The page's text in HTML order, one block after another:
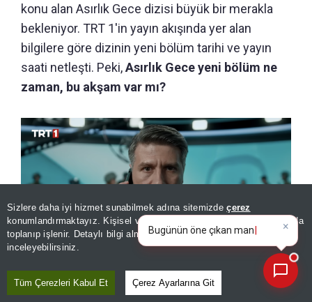
Sizlere daha iyi hizmet sunabilmek adına sitemizdeçerez
konumlandırmaktayız. Kişisel verileriniz, KVKK ve GDPR kapsamında
toplanıp işlenir. Detaylı bilgi almak içinAydınlatma Metnimizi
inceleyebilirsiniz.
Tüm Çerezleri Kabul Et Çerez Ayarlarına Git
konu alan Asırlık Gece dizisi büyük bir merakla
bekleniyor. TRT 1'in yayın akışında yer alan
bilgilere göre dizinin yeni bölüm tarihi ve yayın
saati netleşti. Peki,Asırlık Gece yeni bölüm ne
zaman, bu akşam var mı?
Asırlık Gece yeni bölüm ne zaman, bu akşam var mı? 7 Ağustos
×
Bugünün öne çıkan manşetleri
ve gelişmeleri neler?|